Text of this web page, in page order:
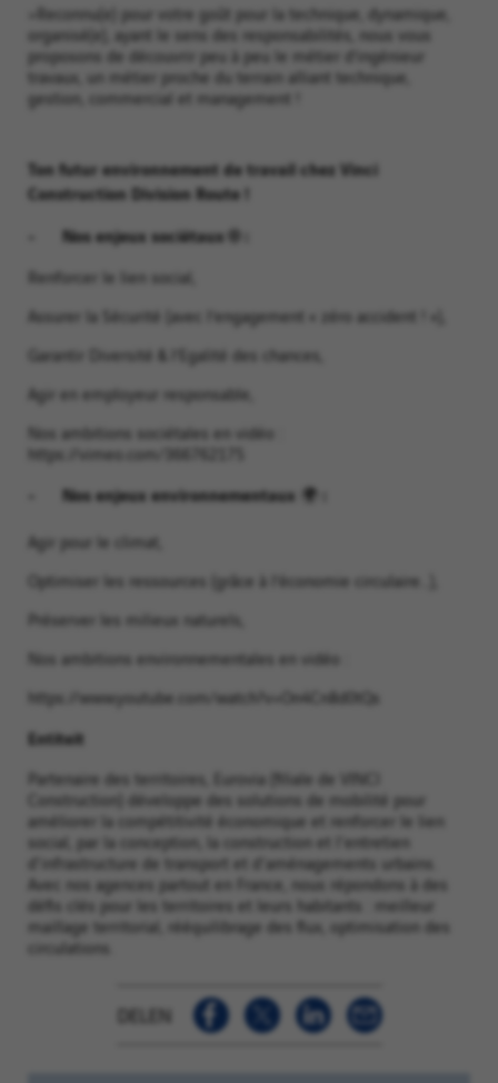
>Reconnu(e) pour votre goût pour la technique, dynamique,
organisé(e), ayant le sens des responsabilités, nous vous
proposons de découvrir peu à peu le métier d’ingénieur
travaux, un métier proche du terrain alliant technique,
gestion, commercial et management !
Ton futur environnement de travail chez Vinci
Construction Division Route !
- Nos enjeux sociétaux 🌐 :
Renforcer le lien social,
Assurer la Sécurité (avec l’engagement « zéro accident ! »),
Garantir Diversité & l’Egalité des chances,
Agir en employeur responsable,
Nos ambitions sociétales en vidéo :
https://vimeo.com/366762175
- Nos enjeux environnementaux 🌍 :
Agir pour le climat,
Optimiser les ressources (grâce à l’économie circulaire…),
Préserver les milieux naturels,
Nos ambitions environnementales en vidéo :
https://www.youtube.com/watch?v=On4Cn8d0tQs
Entiteit
Partenaire des territoires, Eurovia (filiale de VINCI
Construction) développe des solutions de mobilité pour
améliorer la compétitivité économique et renforcer le lien
social, par la conception, la construction et l'entretien
d'infrastructure de transport et d'aménagements urbains.
Avec nos agences partout en France, nous répondons à des
défis clés pour les territoires et leurs habitants : meilleur
maillage territorial, rééquilibrage des flux, optimisation des
circulations.
DELEN